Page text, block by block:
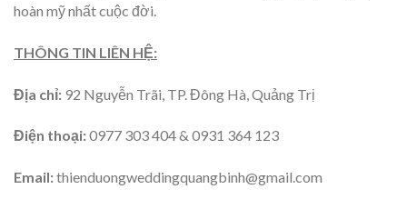
hoàn mỹ nhất cuộc đời.
THÔNG TIN LIÊN HỆ:
Địa chỉ: 92 Nguyễn Trãi, TP. Đông Hà, Quảng Trị
Điện thoại:0977 303 404 & 0931 364 123
Email:thienduongweddingquangbinh@gmail.com